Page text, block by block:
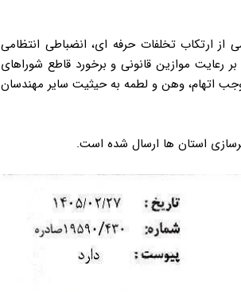
ارتکاب تخلفات حرفه ای، انضباطی انتظامی
بخش «ب» ماده مذکور، تاکید بر رعایت موازین قانونی و برخورد قاطع شوراهای
اتهام، وهن و لطمه به حیثیت سایر مهندسان
استان ها ارسال شده است.